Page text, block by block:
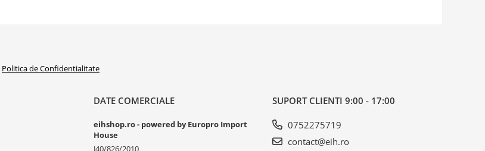
Politica de Confidentialitate
DATE COMERCIALE
eihshop.ro - powered by Europro Import
House
J40/826/2010
SUPORT CLIENTI 9:00 - 17:00
0752275719
contact@eih.ro